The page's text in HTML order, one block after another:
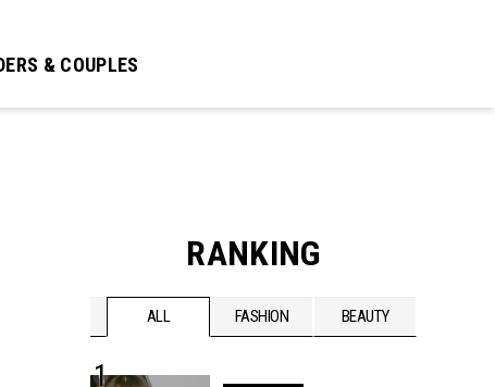
& COUPLES
RANKING
ALL FASHION BEAUTY